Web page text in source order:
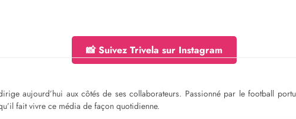
📸 Suivez Trivela sur Instagram
aujourd’hui aux côtés de ses collaborateurs. Passionné par le football
fait vivre ce média de façon quotidienne.